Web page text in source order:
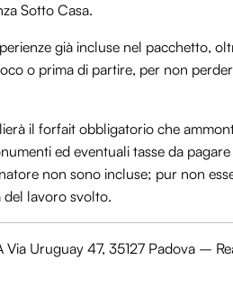
Sotto Casa.
già incluse nel pacchetto,
o prima di partire, per non
il forfait obbligatorio che
ed eventuali tasse da
non sono incluse; pur non
del lavoro svolto.
Via Uruguay 47, 35127 Padova –